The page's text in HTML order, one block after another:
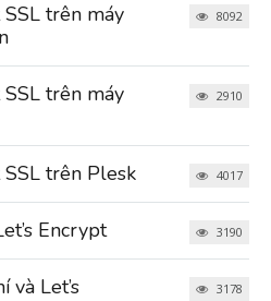
trên máy
8092
trên máy
2910
trên Plesk 4017
Encrypt 3190
và Let’s
3178